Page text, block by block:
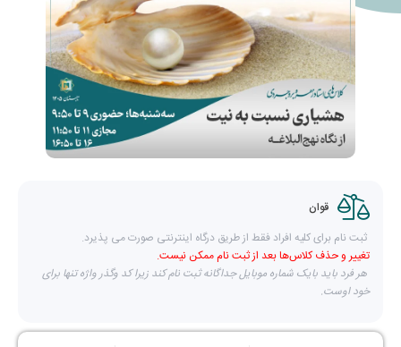
قوان
ثبت نام برای کلیه افراد فقط از طریق درگاه اینترنتی صورت می پذیرد.
تغییر و حذف کلاس‌ها بعد از ثبت نام ممکن نیست.
هر فرد باید بایک شماره موبایل جداگانه ثبت نام کند زیرا کد وگذر واژه تنها برای
خود اوست.